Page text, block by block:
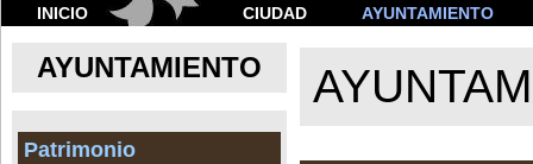
INICIO CIUDAD AYUNTAMIENTO
AYUNTAMIENTO
Patrimonio